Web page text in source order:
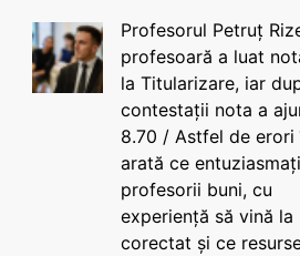
Profesorul Petruț
profesoară a luat
la Titularizare, iar
contestații nota a
8.70 / Astfel de erori
arată ce
profesorii buni, cu
experiență să vină la
corectat și ce